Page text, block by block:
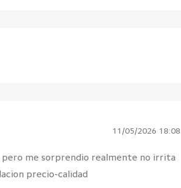
11/05/2026 18:08
me sorprendio realmente no irrita
precio-calidad